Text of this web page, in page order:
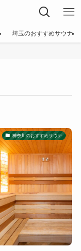
埼玉のおすすめサウナ
神奈川のおすすめサウナ